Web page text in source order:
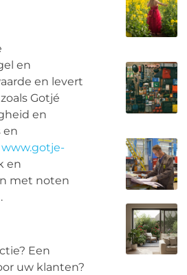
en
en levert
Gotjé
en
en
www.gotje-
en
met noten
Een
uw klanten?